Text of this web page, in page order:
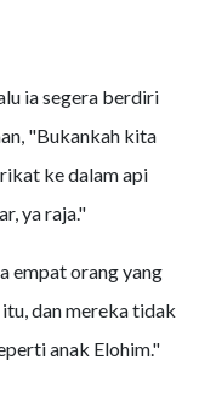
ia segera berdiri
"Bukankah kita
ke dalam api
ya raja."
empat orang yang
dan mereka tidak
anak Elohim."